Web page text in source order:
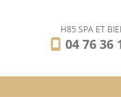
H85 SPA ET
04 76 36